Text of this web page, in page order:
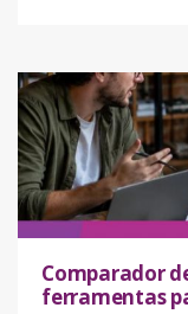
Comparador
ferramentas